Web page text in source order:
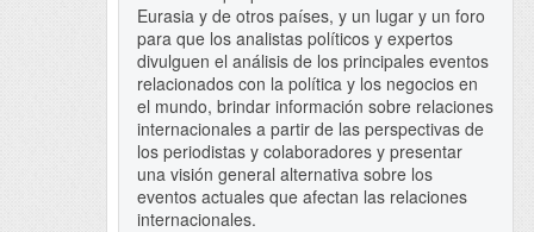
Eurasia y de otros países, y un lugar y un foro
para que los analistas políticos y expertos
divulguen el análisis de los principales eventos
relacionados con la política y los negocios en
el mundo, brindar información sobre relaciones
internacionales a partir de las perspectivas de
los periodistas y colaboradores y presentar
una visión general alternativa sobre los
eventos actuales que afectan las relaciones
internacionales.